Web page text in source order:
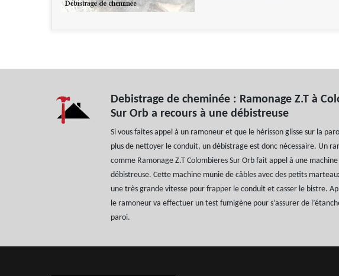
Debistrage de cheminée : Ramonage Z.T à
Sur Orb a recours à une débistreuse
Si vous faites appel à un ramoneur et que le hérisson glisse sur la
plus de nettoyer le conduit, un débistrage est donc nécessaire. Un
comme Ramonage Z.T Colombieres Sur Orb fait appel à une
débistreuse. Cette machine munie de câbles avec des petits
une très grande vitesse pour frapper le conduit et casser le bistre.
le ramoneur va effectuer un test fumigène pour s’assurer de
paroi.